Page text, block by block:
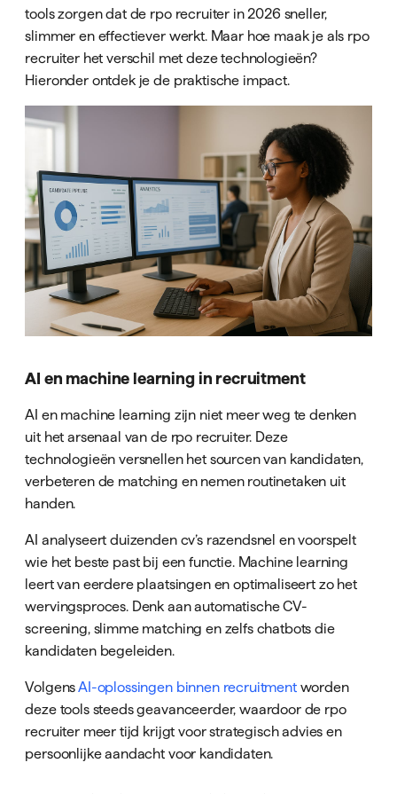
tools zorgen dat de rpo recruiter in 2026 sneller,
slimmer en effectiever werkt. Maar hoe maak je als rpo
recruiter het verschil met deze technologieën?
Hieronder ontdek je de praktische impact.
AI en machine learning in recruitment
AI en machine learning zijn niet meer weg te denken
uit het arsenaal van de rpo recruiter. Deze
technologieën versnellen het sourcen van kandidaten,
verbeteren de matching en nemen routinetaken uit
handen.
AI analyseert duizenden cv’s razendsnel en voorspelt
wie het beste past bij een functie. Machine learning
leert van eerdere plaatsingen en optimaliseert zo het
wervingsproces. Denk aan automatische CV-
screening, slimme matching en zelfs chatbots die
kandidaten begeleiden.
VolgensAI-oplossingen binnen recruitmentworden
deze tools steeds geavanceerder, waardoor de rpo
recruiter meer tijd krijgt voor strategisch advies en
persoonlijke aandacht voor kandidaten.